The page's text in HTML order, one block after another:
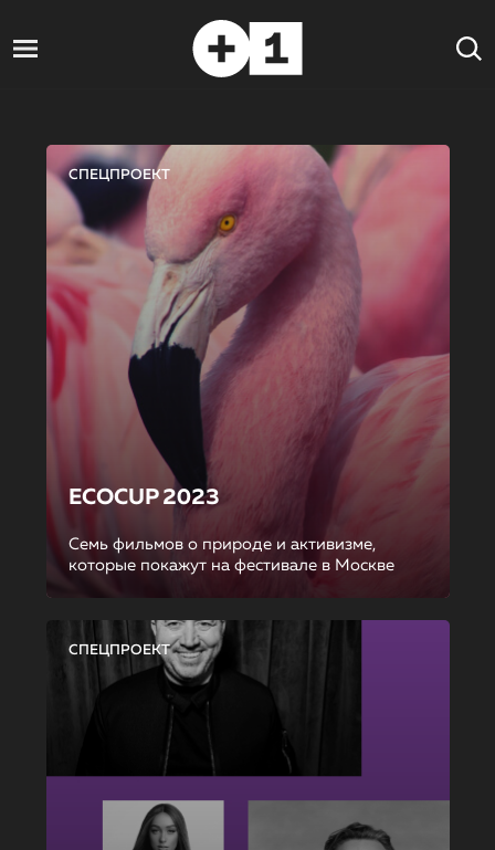
СПЕЦПРОЕКТ
ECOCUP 2023
Семь фильмов о природе и активизме,
которые покажут на фестивале в Москве
СПЕЦПРОЕКТ